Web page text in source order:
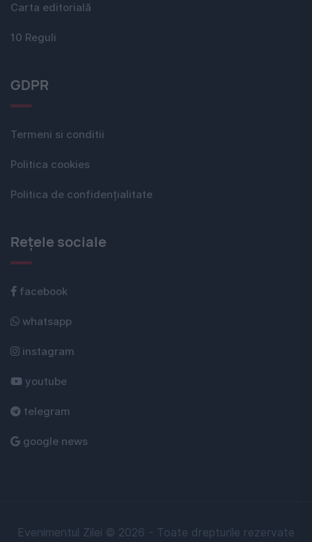
Carta editorială
10 Reguli
GDPR
Termeni si conditii
Politica cookies
Politica de confidențialitate
Rețele sociale
facebook
whatsapp
instagram
youtube
telegram
google news
Evenimentul Zilei © 2026 - Toate drepturile rezervate